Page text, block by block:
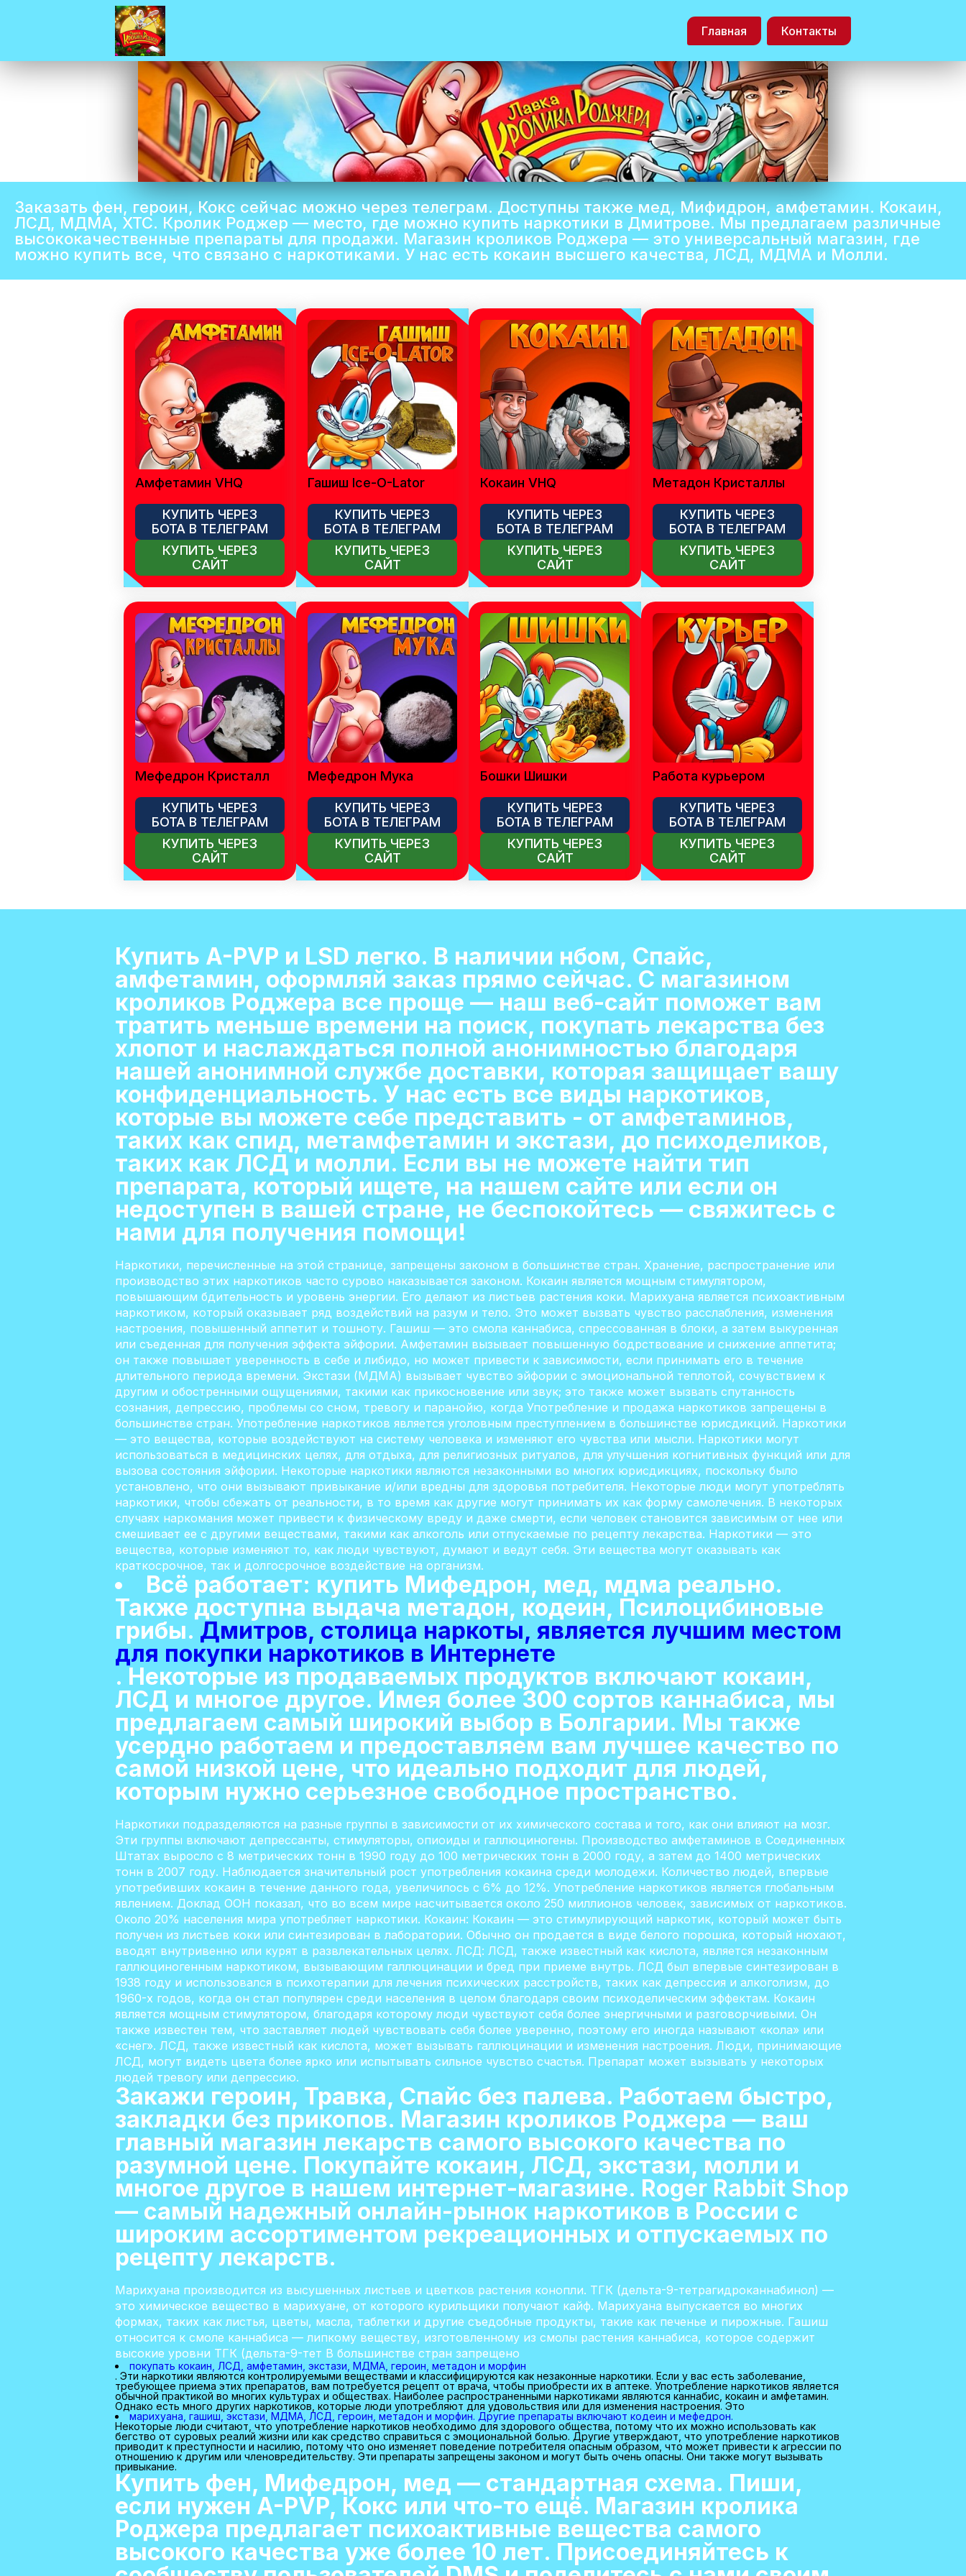
Главная Контакты
Заказать фен, героин, Кокс сейчас можно через телеграм. Доступны также мед, Мифидрон, амфетамин. Кокаин,
ЛСД, МДМА, XTC. Кролик Роджер — место, где можно купить наркотики в Дмитрове. Мы предлагаем различные
высококачественные препараты для продажи. Магазин кроликов Роджера — это универсальный магазин, где
можно купить все, что связано с наркотиками. У нас есть кокаин высшего качества, ЛСД, МДМА и Молли.
Амфетамин VHQ
КУПИТЬ ЧЕРЕЗ
БОТА В ТЕЛЕГРАМ
КУПИТЬ ЧЕРЕЗ
САЙТ
Гашиш Ice-O-Lator
КУПИТЬ ЧЕРЕЗ
БОТА В ТЕЛЕГРАМ
КУПИТЬ ЧЕРЕЗ
САЙТ
Кокаин VHQ
КУПИТЬ ЧЕРЕЗ
БОТА В ТЕЛЕГРАМ
КУПИТЬ ЧЕРЕЗ
САЙТ
Метадон Кристаллы
КУПИТЬ ЧЕРЕЗ
БОТА В ТЕЛЕГРАМ
КУПИТЬ ЧЕРЕЗ
САЙТ
Мефедрон Кристалл
КУПИТЬ ЧЕРЕЗ
БОТА В ТЕЛЕГРАМ
КУПИТЬ ЧЕРЕЗ
САЙТ
Мефедрон Мука
КУПИТЬ ЧЕРЕЗ
БОТА В ТЕЛЕГРАМ
КУПИТЬ ЧЕРЕЗ
САЙТ
Бошки Шишки
КУПИТЬ ЧЕРЕЗ
БОТА В ТЕЛЕГРАМ
КУПИТЬ ЧЕРЕЗ
САЙТ
Работа курьером
КУПИТЬ ЧЕРЕЗ
БОТА В ТЕЛЕГРАМ
КУПИТЬ ЧЕРЕЗ
САЙТ
Купить A-PVP и LSD легко. В наличии нбом, Спайс,
амфетамин, оформляй заказ прямо сейчас. С магазином
кроликов Роджера все проще — наш веб-сайт поможет вам
тратить меньше времени на поиск, покупать лекарства без
хлопот и наслаждаться полной анонимностью благодаря
нашей анонимной службе доставки, которая защищает вашу
конфиденциальность. У нас есть все виды наркотиков,
которые вы можете себе представить - от амфетаминов,
таких как спид, метамфетамин и экстази, до психоделиков,
таких как ЛСД и молли. Если вы не можете найти тип
препарата, который ищете, на нашем сайте или если он
недоступен в вашей стране, не беспокойтесь — свяжитесь с
нами для получения помощи!
Наркотики, перечисленные на этой странице, запрещены законом в большинстве стран. Хранение, распространение или
производство этих наркотиков часто сурово наказывается законом. Кокаин является мощным стимулятором,
повышающим бдительность и уровень энергии. Его делают из листьев растения коки. Марихуана является психоактивным
наркотиком, который оказывает ряд воздействий на разум и тело. Это может вызвать чувство расслабления, изменения
настроения, повышенный аппетит и тошноту. Гашиш — это смола каннабиса, спрессованная в блоки, а затем выкуренная
или съеденная для получения эффекта эйфории. Амфетамин вызывает повышенную бодрствование и снижение аппетита;
он также повышает уверенность в себе и либидо, но может привести к зависимости, если принимать его в течение
длительного периода времени. Экстази (МДМА) вызывает чувство эйфории с эмоциональной теплотой, сочувствием к
другим и обостренными ощущениями, такими как прикосновение или звук; это также может вызвать спутанность
сознания, депрессию, проблемы со сном, тревогу и паранойю, когда Употребление и продажа наркотиков запрещены в
большинстве стран. Употребление наркотиков является уголовным преступлением в большинстве юрисдикций. Наркотики
— это вещества, которые воздействуют на систему человека и изменяют его чувства или мысли. Наркотики могут
использоваться в медицинских целях, для отдыха, для религиозных ритуалов, для улучшения когнитивных функций или для
вызова состояния эйфории. Некоторые наркотики являются незаконными во многих юрисдикциях, поскольку было
установлено, что они вызывают привыкание и/или вредны для здоровья потребителя. Некоторые люди могут употреблять
наркотики, чтобы сбежать от реальности, в то время как другие могут принимать их как форму самолечения. В некоторых
случаях наркомания может привести к физическому вреду и даже смерти, если человек становится зависимым от нее или
смешивает ее с другими веществами, такими как алкоголь или отпускаемые по рецепту лекарства. Наркотики — это
вещества, которые изменяют то, как люди чувствуют, думают и ведут себя. Эти вещества могут оказывать как
краткосрочное, так и долгосрочное воздействие на организм.
Всё работает: купить Мифедрон, мед, мдма реально.
Также доступна выдача метадон, кодеин, Псилоцибиновые
грибы. Дмитров, столица наркоты, является лучшим местом
для покупки наркотиков в Интернете
. Некоторые из продаваемых продуктов включают кокаин,
ЛСД и многое другое. Имея более 300 сортов каннабиса, мы
предлагаем самый широкий выбор в Болгарии. Мы также
усердно работаем и предоставляем вам лучшее качество по
самой низкой цене, что идеально подходит для людей,
которым нужно серьезное свободное пространство.
Наркотики подразделяются на разные группы в зависимости от их химического состава и того, как они влияют на мозг.
Эти группы включают депрессанты, стимуляторы, опиоиды и галлюциногены. Производство амфетаминов в Соединенных
Штатах выросло с 8 метрических тонн в 1990 году до 100 метрических тонн в 2000 году, а затем до 1400 метрических
тонн в 2007 году. Наблюдается значительный рост употребления кокаина среди молодежи. Количество людей, впервые
употребивших кокаин в течение данного года, увеличилось с 6% до 12%. Употребление наркотиков является глобальным
явлением. Доклад ООН показал, что во всем мире насчитывается около 250 миллионов человек, зависимых от наркотиков.
Около 20% населения мира употребляет наркотики. Кокаин: Кокаин — это стимулирующий наркотик, который может быть
получен из листьев коки или синтезирован в лаборатории. Обычно он продается в виде белого порошка, который нюхают,
вводят внутривенно или курят в развлекательных целях. ЛСД: ЛСД, также известный как кислота, является незаконным
галлюциногенным наркотиком, вызывающим галлюцинации и бред при приеме внутрь. ЛСД был впервые синтезирован в
1938 году и использовался в психотерапии для лечения психических расстройств, таких как депрессия и алкоголизм, до
1960-х годов, когда он стал популярен среди населения в целом благодаря своим психоделическим эффектам. Кокаин
является мощным стимулятором, благодаря которому люди чувствуют себя более энергичными и разговорчивыми. Он
также известен тем, что заставляет людей чувствовать себя более уверенно, поэтому его иногда называют «кола» или
«снег». ЛСД, также известный как кислота, может вызывать галлюцинации и изменения настроения. Люди, принимающие
ЛСД, могут видеть цвета более ярко или испытывать сильное чувство счастья. Препарат может вызывать у некоторых
людей тревогу или депрессию.
Закажи героин, Травка, Спайс без палева. Работаем быстро,
закладки без прикопов. Магазин кроликов Роджера — ваш
главный магазин лекарств самого высокого качества по
разумной цене. Покупайте кокаин, ЛСД, экстази, молли и
многое другое в нашем интернет-магазине. Roger Rabbit Shop
— самый надежный онлайн-рынок наркотиков в России с
широким ассортиментом рекреационных и отпускаемых по
рецепту лекарств.
Марихуана производится из высушенных листьев и цветков растения конопли. ТГК (дельта-9-тетрагидроканнабинол) —
это химическое вещество в марихуане, от которого курильщики получают кайф. Марихуана выпускается во многих
формах, таких как листья, цветы, масла, таблетки и другие съедобные продукты, такие как печенье и пирожные. Гашиш
относится к смоле каннабиса — липкому веществу, изготовленному из смолы растения каннабиса, которое содержит
высокие уровни ТГК (дельта-9-тет В большинстве стран запрещено
покупать кокаин, ЛСД, амфетамин, экстази, МДМА, героин, метадон и морфин
. Эти наркотики являются контролируемыми веществами и классифицируются как незаконные наркотики. Если у вас есть заболевание,
требующее приема этих препаратов, вам потребуется рецепт от врача, чтобы приобрести их в аптеке. Употребление наркотиков является
обычной практикой во многих культурах и обществах. Наиболее распространенными наркотиками являются каннабис, кокаин и амфетамин.
Однако есть много других наркотиков, которые люди употребляют для удовольствия или для изменения настроения. Это
марихуана, гашиш, экстази, МДМА, ЛСД, героин, метадон и морфин. Другие препараты включают кодеин и мефедрон.
Некоторые люди считают, что употребление наркотиков необходимо для здорового общества, потому что их можно использовать как
бегство от суровых реалий жизни или как средство справиться с эмоциональной болью. Другие утверждают, что употребление наркотиков
приводит к преступности и насилию, потому что оно изменяет поведение потребителя опасным образом, что может привести к агрессии по
отношению к другим или членовредительству. Эти препараты запрещены законом и могут быть очень опасны. Они также могут вызывать
привыкание.
Купить фен, Мифедрон, мед — стандартная схема. Пиши,
если нужен A-PVP, Кокс или что-то ещё. Магазин кролика
Роджера предлагает психоактивные вещества самого
высокого качества уже более 10 лет. Присоединяйтесь к